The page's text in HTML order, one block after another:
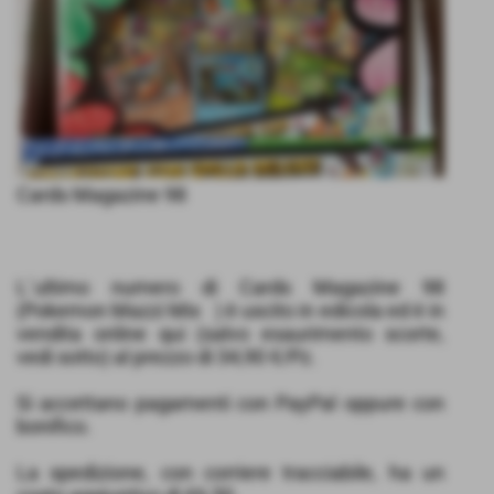
Cards Magazine 98
L´ultimo numero di Cards Magazine 98
(Pokemon Mazzi Mix ) è uscito in edicola ed è in
vendita online qui (salvo esaurimento scorte,
vedi sotto) al prezzo di 34,90 €/Pz.
Si accettano pagamenti con PayPal oppure con
bonifico.
La spedizione, con corriere tracciabile, ha un